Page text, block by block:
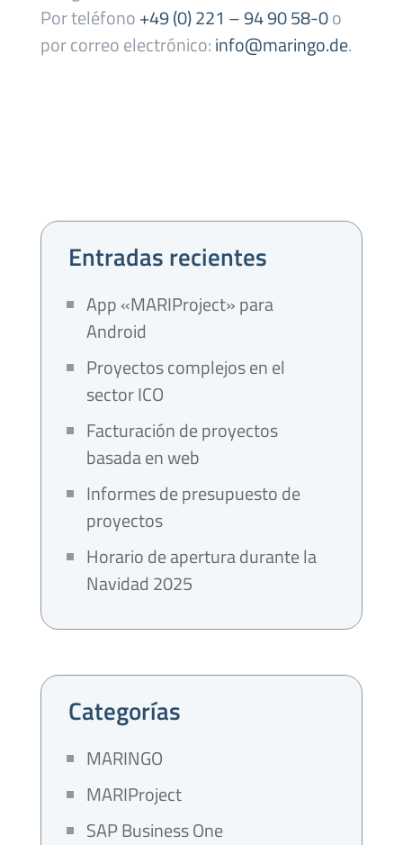
Por teléfono+49 (0) 221 – 94 90 58-0o
por correo electrónico:info@maringo.de.
Entradas recientes
App «MARIProject» para
Android
Proyectos complejos en el
sector ICO
Facturación de proyectos
basada en web
Informes de presupuesto de
proyectos
Horario de apertura durante la
Navidad 2025
Categorías
MARINGO
MARIProject
SAP Business One